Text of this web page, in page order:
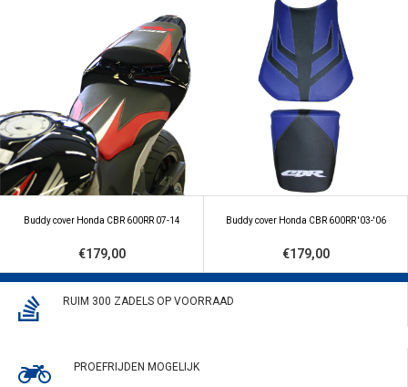
Buddy cover Honda CBR 600RR 07-14
€179,00
Buddy cover Honda CBR 600RR '03-'06
€179,00
RUIM 300 ZADELS OP VOORRAAD
PROEFRIJDEN MOGELIJK